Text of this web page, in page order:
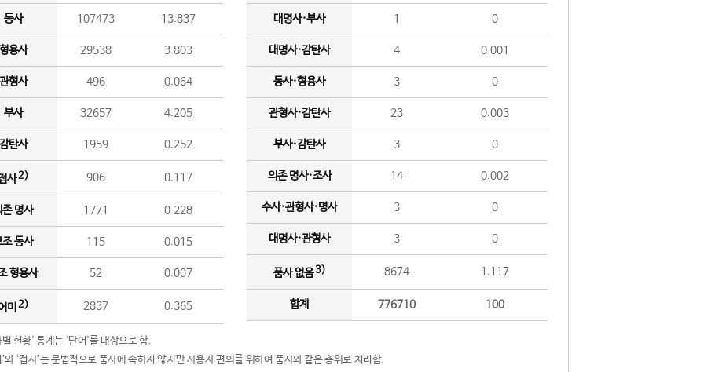
동사 107473 13.837
용사 29538 3.803
형사 496 0.064
부사 32657 4.205
탄사 1959 0.252
사2) 906 0.117
존 명사 1771 0.228
조 동사 115 0.015
형용사 52 0.007
미 2) 2837 0.365
대명사·부사 1 0
대명사·감탄사 4 0.001
동사·형용사 3 0
관형사·감탄사 23 0.003
부사·감탄사 3 0
의존 명사·조사 14 0.002
수사·관형사·명사 3 0
대명사·관형사 3 0
품사 없음3) 8674 1.117
합계 776710 100
현황' 통계는 '단어'를 대상으로 함.
와 ‘접사’는 문법적으로 품사에 속하지 않지만 사용자 편의를 위하여 품사와 같은 층위로 처리함.